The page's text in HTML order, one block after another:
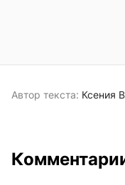
Автор текста: Ксения